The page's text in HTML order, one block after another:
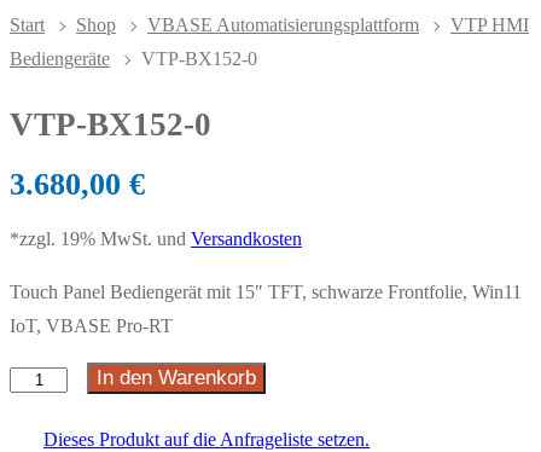
Start Shop VBASE Automatisierungsplattform
VTP HMI
Bediengeräte
VTP-BX152-0
VTP-BX152-0
3.680,00 €
*zzgl. 19% MwSt. und Versandkosten
Touch Panel Bediengerät mit 15″ TFT, schwarze Frontfolie, Win11
IoT, VBASE Pro-RT
In den Warenkorb
Dieses Produkt auf die Anfrageliste setzen.